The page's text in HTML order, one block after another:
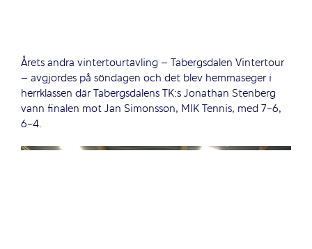
Årets andra vintertourtävling – Tabergsdalen Vintertour
– avgjordes på söndagen och det blev hemmaseger i
herrklassen där Tabergsdalens TK:s Jonathan Stenberg
vann finalen mot Jan Simonsson, MIK Tennis, med 7-6,
6-4.